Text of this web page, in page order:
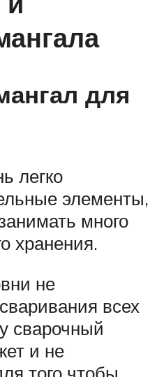
для
легко
элементы,
много
хранения.
не
всех
сварочный
и не